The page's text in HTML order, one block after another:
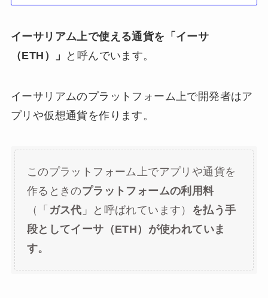
イーサリアム上で使える通貨を「イーサ
（ETH）」
と呼んでいます。
イーサリアムのプラットフォーム上で開発者はア
プリや仮想通貨を作ります。
このプラットフォーム上でアプリや通貨を
作るときのプラットフォームの利用料
（「 ガス代 」と呼ばれています）
を払う手
段としてイーサ（ETH）が使われていま
す。